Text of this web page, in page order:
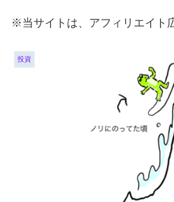
※当サイトは、アフィリエイト
投資